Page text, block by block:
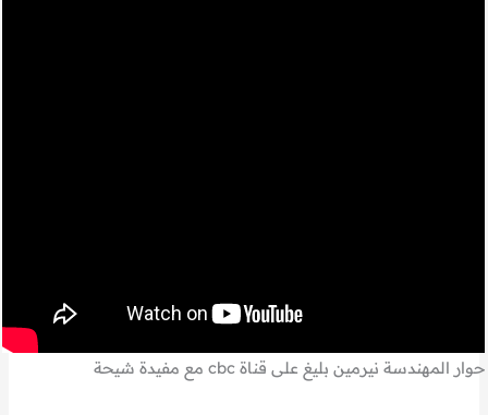
حوار المهندسة نيرمين بليغ على قناة cbc مع مفيدة شيحة